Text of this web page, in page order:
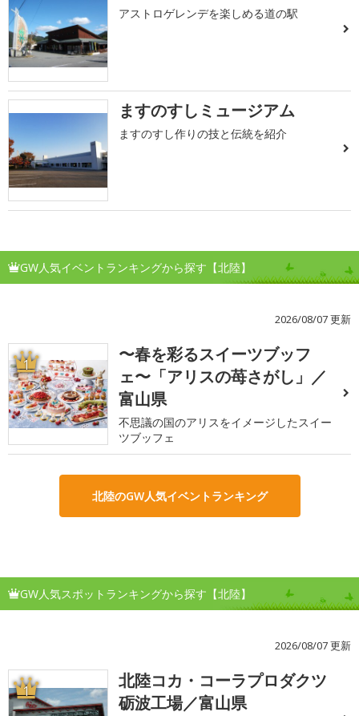
アストロゲレンデを楽しめる道の駅
ますのすしミュージアム
ますのすし作りの技と伝統を紹介
GW人気イベントランキングから探す【北陸】
2026/08/07 更新
1
〜春を彩るスイーツブッフ
ェ〜「アリスの苺さがし」／
富山県
不思議の国のアリスをイメージしたスイー
ツブッフェ
北陸のGW人気イベントランキング
GW人気スポットランキングから探す【北陸】
2026/08/07 更新
1
北陸コカ・コーラプロダクツ
砺波工場／富山県